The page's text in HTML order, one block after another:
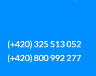
(+420) 325 513 052
(+420) 800 992 277